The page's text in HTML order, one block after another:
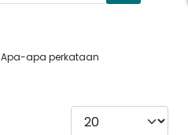
Apa-apa perkataan
Papar #